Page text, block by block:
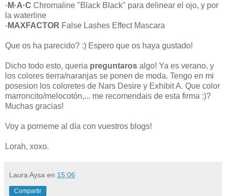
-M·A·C Chromaline "Black Black" para delinear el ojo, y por
la waterline
-MAXFACTOR False Lashes Effect Mascara
Que os ha parecido? :) Espero que os haya gustado!
Dicho todo esto, queria preguntaros algo! Ya es verano, y
los colores tierra/naranjas se ponen de moda. Tengo en mi
posesion los coloretes de Nars Desire y Exhibit A. Que color
marroncito/melocotón,... me recomendais de esta firma :)?
Muchas gracias!
Voy a porneme al día con vuestros blogs!
Lorah, xoxo.
Laura Aysa en 15:06
Compartir